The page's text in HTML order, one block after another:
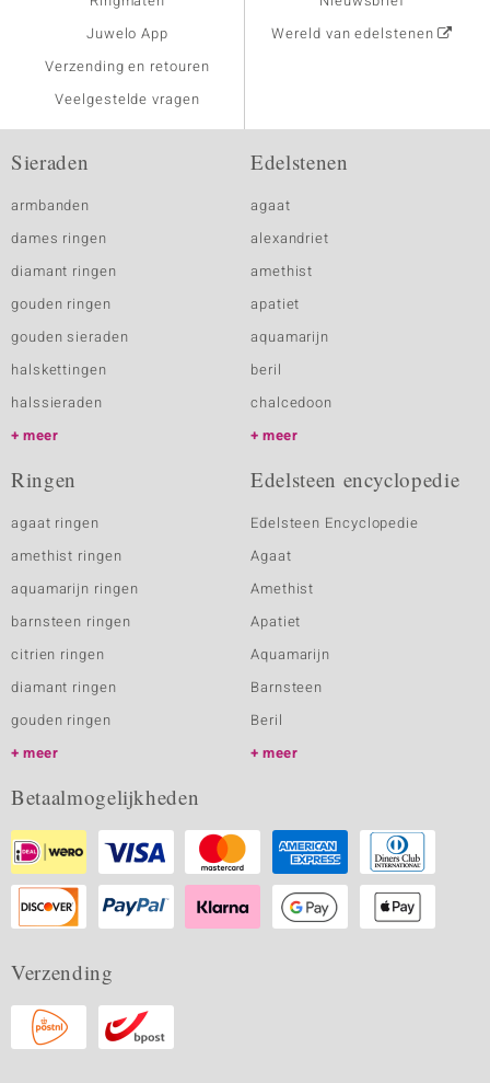
Juwelo App
Verzending en retouren
Veelgestelde vragen
Wereld van edelstenen
Sieraden
armbanden
dames ringen
diamant ringen
gouden ringen
gouden sieraden
halskettingen
halssieraden
meer
Edelstenen
agaat
alexandriet
amethist
apatiet
aquamarijn
beril
chalcedoon
meer
Ringen
agaat ringen
amethist ringen
aquamarijn ringen
barnsteen ringen
citrien ringen
diamant ringen
gouden ringen
meer
Edelsteen encyclopedie
Edelsteen Encyclopedie
Agaat
Amethist
Apatiet
Aquamarijn
Barnsteen
Beril
meer
Betaalmogelijkheden
Verzending